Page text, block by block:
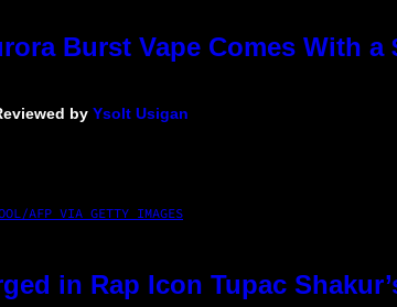
Burst Vape Comes With
by Ysolt Usigan
AFP VIA GETTY IMAGES
in Rap Icon Tupac